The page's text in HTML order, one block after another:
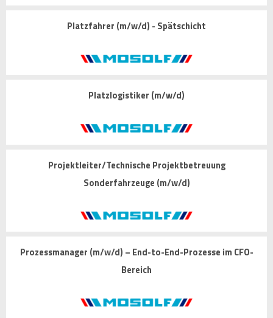
Platzfahrer (m/w/d) - Spätschicht
Platzlogistiker (m/w/d)
Projektleiter/Technische Projektbetreuung
Sonderfahrzeuge (m/w/d)
Prozessmanager (m/w/d) – End-to-End-Prozesse im CFO-
Bereich